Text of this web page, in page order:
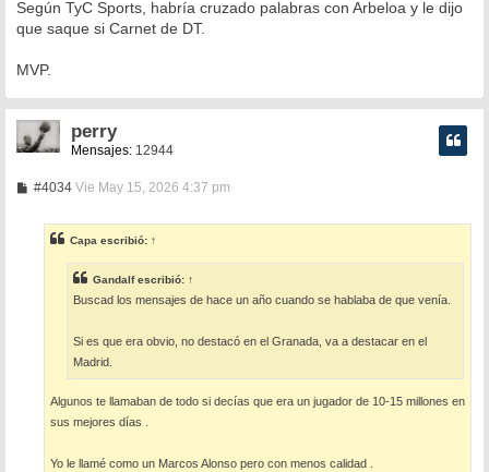
n
s
a
Según TyC Sports, habría cruzado palabras con Arbeloa y le dijo
que saque si Carnet de DT.
MVP.
perry
Mensajes: 12944
#4034M
a
j
e
Vie May 15, 2026 4:37 pm
Capa escribió: ↑
Gandalfescribió: ↑
Buscad los mensajes de hace un año cuando se hablaba de que venía.
Si es que era obvio, no destacó en el Granada, va a destacar en el
Madrid.
Algunos te llamaban de todo si decías que era un jugador de 10-15 millones en
sus mejores días .
Yo le llamé como un Marcos Alonso pero con menos calidad .